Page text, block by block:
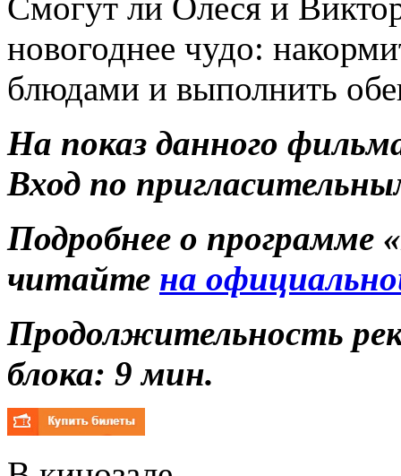
новогоднее чудо:
блюдами и выполнить
На показ данного
Вход по
Подробнее о программе
читайте на
Продолжительность
блока: 9 мин.